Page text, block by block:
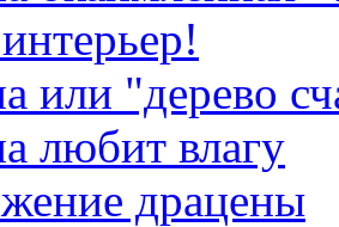
или "дерево
любит влагу
драцены